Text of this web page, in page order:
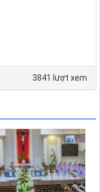
3841 lượt xem